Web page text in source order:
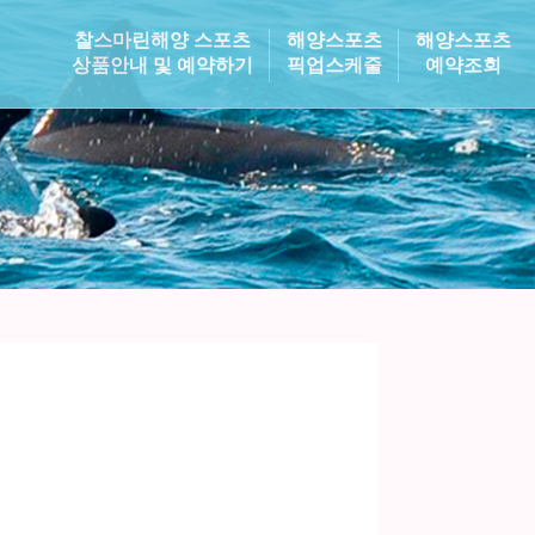
찰스마린해양 스포츠
상품안내 및 예약하기
해양스포츠
픽업스케줄
해양스포츠
예약조회